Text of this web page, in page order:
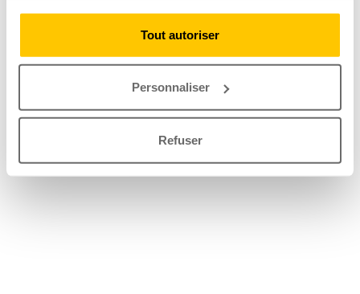
Tout autoriser
Personnaliser
Refuser